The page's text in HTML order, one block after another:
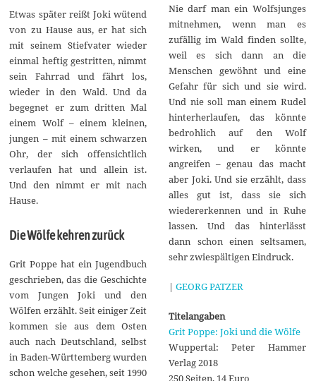
Etwas später reißt Joki wütend
von zu Hause aus, er hat sich
mit seinem Stiefvater wieder
einmal heftig gestritten, nimmt
sein Fahrrad und fährt los,
wieder in den Wald. Und da
begegnet er zum dritten Mal
einem Wolf – einem kleinen,
jungen – mit einem schwarzen
Ohr, der sich offensichtlich
verlaufen hat und allein ist.
Und den nimmt er mit nach
Hause.
Die Wölfe kehren zurück
Grit Poppe hat ein Jugendbuch
geschrieben, das die Geschichte
vom Jungen Joki und den
Wölfen erzählt. Seit einiger Zeit
kommen sie aus dem Osten
auch nach Deutschland, selbst
in Baden-Württemberg wurden
schon welche gesehen, seit 1990
Nie darf man ein Wolfsjunges
mitnehmen, wenn man es
zufällig im Wald finden sollte,
weil es sich dann an die
Menschen gewöhnt und eine
Gefahr für sich und sie wird.
Und nie soll man einem Rudel
hinterherlaufen, das könnte
bedrohlich auf den Wolf
wirken, und er könnte
angreifen – genau das macht
aber Joki. Und sie erzählt, dass
alles gut ist, dass sie sich
wiedererkennen und in Ruhe
lassen. Und das hinterlässt
dann schon einen seltsamen,
sehr zwiespältigen Eindruck.
| GEORG PATZER
Titelangaben
Grit Poppe: Joki und die Wölfe
Wuppertal: Peter Hammer
Verlag 2018
250 Seiten, 14 Euro